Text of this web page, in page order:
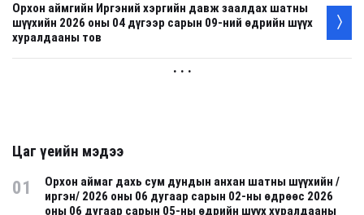
Орхон аймгийн Иргэний хэргийн давж заалдах шатны
шүүхийн 2026 оны 04 дүгээр сарын 09-ний өдрийн шүүх
хуралдааны тов
. . .
Цаг үеийн мэдээ
01
Орхон аймаг дахь сум дундын анхан шатны шүүхийн /
иргэн/ 2026 оны 06 дугаар сарын 02-ны өдрөөс 2026
оны 06 дугаар сарын 05-ны өдрийн шүүх хуралдааны